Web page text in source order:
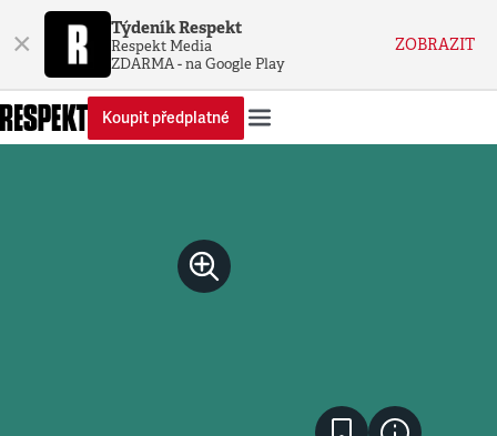
× Týdeník Respekt
Respekt Media
ZDARMA - na Google Play
ZOBRAZIT
Koupit předplatné